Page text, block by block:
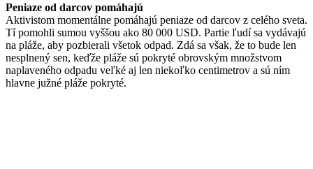
Peniaze od darcov pomáhajú
Aktivistom momentálne pomáhajú peniaze od darcov z celého sveta.
Tí pomohli sumou vyššou ako 80 000 USD. Partie ľudí sa vydávajú
na pláže, aby pozbierali všetok odpad. Zdá sa však, že to bude len
nesplnený sen, keďže pláže sú pokryté obrovským množstvom
naplaveného odpadu veľké aj len niekoľko centimetrov a sú ním
hlavne južné pláže pokryté.